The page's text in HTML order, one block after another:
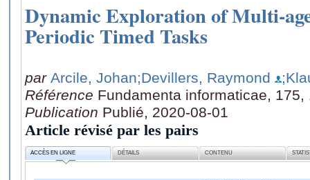
Dynamic Exploration of Multi-
Periodic Timed Tasks
par Arcile, Johan;Devillers, Raymond
Référence Fundamenta informaticae, 175,
Publication Publié, 2020-08-01
Article révisé par les pairs
ACCÈS EN LIGNE DÉTAILS CONTENU